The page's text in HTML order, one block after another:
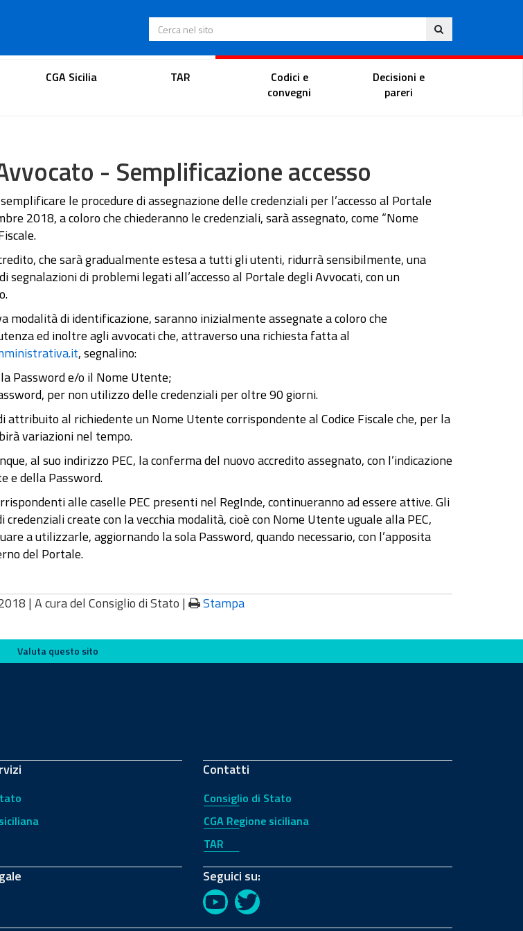
Ita
Cerca nel sito
Portale dell'avvocato Portale del magistrato
CGA Sicilia TAR
Codici e
convegni
Decisioni e
pareri
- Semplificazione accesso
le procedure di assegnazione delle credenziali per l’accesso al Portale
2018, a coloro che chiederanno le credenziali, sarà assegnato, come “Nome
che sarà gradualmente estesa a tutti gli utenti, ridurrà sensibilmente, una
segnalazioni di problemi legati all’accesso al Portale degli Avvocati, con un
modalità di identificazione, saranno inizialmente assegnate a coloro che
ed inoltre agli avvocati che, attraverso una richiesta fatta al
, segnalino:
Password e/o il Nome Utente;
per non utilizzo delle credenziali per oltre 90 giorni.
attribuito al richiedente un Nome Utente corrispondente al Codice Fiscale che, per la
variazioni nel tempo.
al suo indirizzo PEC, la conferma del nuovo accredito assegnato, con l’indicazione
e della Password.
alle caselle PEC presenti nel RegInde, continueranno ad essere attive. Gli
credenziali create con la vecchia modalità, cioè con Nome Utente uguale alla PEC,
a utilizzarle, aggiornando la sola Password, quando necessario, con l’apposita
del Portale.
| A cura del Consiglio di Stato | Stampa
Valuta questo sito
Contatti
Consiglio di Stato
CGA Regione siciliana
TAR
Seguici su:
YouTubeTwitter